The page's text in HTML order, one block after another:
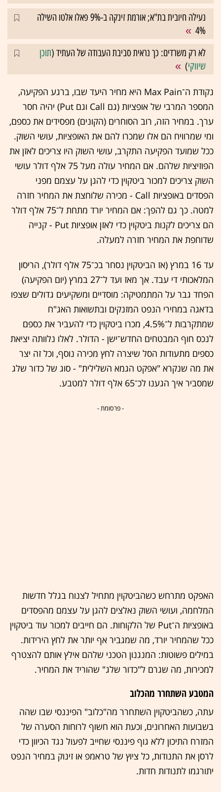
נעילה חיובית בת"א; אורמת זינקה ב-9% פאלו אלטו השילה
4%
לא רק משרדים: כך נראית סביבת העבודה של העתיד (תוכן
שיווקי)
נקודת ה־Max Pain היא מחיר היעד שבו, ברגע הפקיעה,
המספר המרבי של אופציות (גם Call וגם Put) יהיה חסר
ערך. במחיר הזה, רוב הסוחרים (הקונים) מפסידים את כספם,
ומי שמרוויח הם אלו שמכרו להם את האופציות, עושי השוק.
ככל שמועד הפקיעה התקרב, עושי השוק היו צריכים לאזן את
הפוזיציות שלהם. אם המחיר עולה מעל 75 אלף דולר עושי
השוק צריכים למכור ביטקוין כדי להגן על עצמם מפני
הפסדים באופציות Call - מכירה שלוחצת את המחיר חזרה
למטה. כך גם להפך: אם המחיר יורד מתחת ל־75 אלף דולר
הם צריכים לקנות ביטקוין כדי לאזן אופציות Put - קנייה
שדוחפת את המחיר חזרה למעלה.
עד 16 במרץ (אז הביטקוין נסחר בכ־75 אלף דולר), הריסון
המלאכותי די עבד. אך מאז ועד ל־27 במרץ (יום הפקיעה)
הפחד גבר על המתמטיקה: מוסדיים ומשקיעים גדולים שצפו
בדאגה במחירי הנפט המזנקים ובתשואות האג"ח
שמתקרבות ל־4.5%, מכרו ביטקוין כדי להעביר את כספם
לנכס חוף המבטחים החדש־ישן - הדולר. לאלו נלוותה יציאת
כספים מתעודות הסל שיצרה לחץ מכירה נוסף, וכל זה יצר
את מה שנקרא "אפקט הגמא השלילית" - סוג של כדור שלג
שמסביר איך הגענו לכ־65 אלף דולר למטבע.
- פרסומת -
האפקט מתרחש כשהביטקוין מתחיל לצנוח בגלל חדשות
המלחמה, ועושי השוק נאלצים להגן על עצמם מהפסדים
באופציות ה־Put של הלקוחות. הם חייבים למכור עוד ביטקוין
ככל שהמחיר יורד, מה שמגביר אף יותר את לחץ הירידות.
במילים פשוטות: המנגנון הטכני שלהם אילץ אותם להצטרף
למכירות, מה שגרם ל"כדור שלג" שהוריד את המחיר.
המטבע השתחרר מהכלוב
עתה, כשהביטקוין השתחרר מה"כלוב" הפיננסי שבו שהה
בשבועות האחרונים, וכעת הוא חשוף לרוחות הסערה של
המזרח התיכון ללא גוף פיננסי שחייב לפעול נגד הכיוון כדי
לרסן את התנודות, כל ציוץ של טראמפ או זינוק במחיר הנפט
יתורגמו לתנודות חדות.